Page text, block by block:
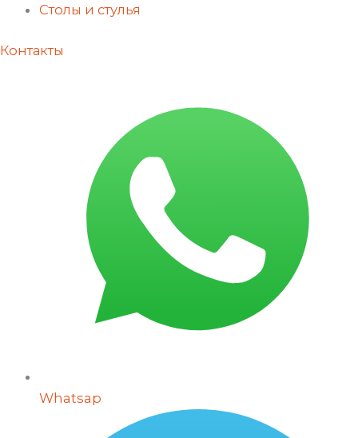
Столы и стулья
Контакты
Whatsap